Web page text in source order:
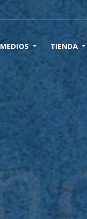
MEDIOS TIENDA